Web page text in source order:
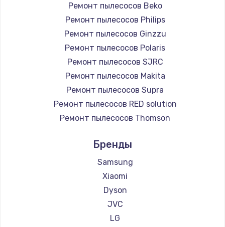
Ремонт пылесосов Beko
Ремонт пылесосов Philips
Ремонт пылесосов Ginzzu
Ремонт пылесосов Polaris
Ремонт пылесосов SJRC
Ремонт пылесосов Makita
Ремонт пылесосов Supra
Ремонт пылесосов RED solution
Ремонт пылесосов Thomson
Ремонт пылесосов lydsto
Ремонт пылесосов Atvel
Ремонт пылесосов Tineco
Ремонт пылесосов Tuvio
Ремонт пылесосов Clever clean
Ремонт пылесосов DEXP
Бренды
Samsung
Xiaomi
Dyson
JVC
LG